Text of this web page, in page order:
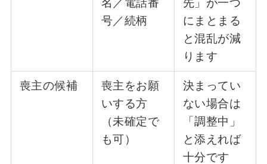
名／電話番
号／続柄
先」が一つ
にまとまる
と混乱が減
ります
喪主の候補
喪主をお願
いする方
（未確定で
も可）
決まってい
ない場合は
「調整中」
と添えれば
十分です